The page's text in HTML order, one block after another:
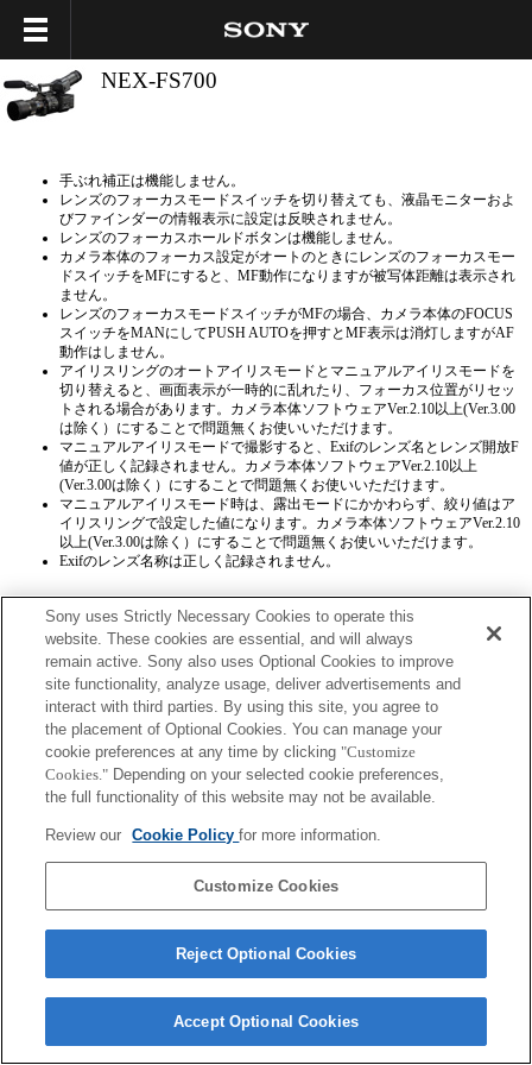
NEX-FS700
手ぶれ補正は機能しません。
レンズのフォーカスモードスイッチを切り替えても、液晶モニターおよ
びファインダーの情報表示に設定は反映されません。
レンズのフォーカスホールドボタンは機能しません。
カメラ本体のフォーカス設定がオートのときにレンズのフォーカスモー
ドスイッチをMFにすると、MF動作になりますが被写体距離は表示され
ません。
レンズのフォーカスモードスイッチがMFの場合、カメラ本体のFOCUS
スイッチをMANにしてPUSH AUTOを押すとMF表示は消灯しますがAF
動作はしません。
アイリスリングのオートアイリスモードとマニュアルアイリスモードを
切り替えると、画面表示が一時的に乱れたり、フォーカス位置がリセッ
トされる場合があります。カメラ本体ソフトウェアVer.2.10以上(Ver.3.00
は除く）にすることで問題無くお使いいただけます。
マニュアルアイリスモードで撮影すると、Exifのレンズ名とレンズ開放F
値が正しく記録されません。カメラ本体ソフトウェアVer.2.10以上
(Ver.3.00は除く）にすることで問題無くお使いいただけます。
マニュアルアイリスモード時は、露出モードにかかわらず、絞り値はア
イリスリングで設定した値になります。カメラ本体ソフトウェアVer.2.10
以上(Ver.3.00は除く）にすることで問題無くお使いいただけます。
Exifのレンズ名称は正しく記録されません。
プレスリリース
ご利用条件
環境情報
プライバシーポリシー
Sony Corporation, Sony Marketing Inc.
Sony uses Strictly Necessary Cookies to operate this
website. These cookies are essential, and will always
remain active. Sony also uses Optional Cookies to improve
site functionality, analyze usage, deliver advertisements and
interact with third parties. By using this site, you agree to
the placement of Optional Cookies. You can manage your
cookie preferences at any time by clicking "Customize
Cookies." Depending on your selected cookie preferences,
the full functionality of this website may not be available.
Review our Cookie Policyfor more information.
Customize Cookies
Reject Optional Cookies
Accept Optional Cookies